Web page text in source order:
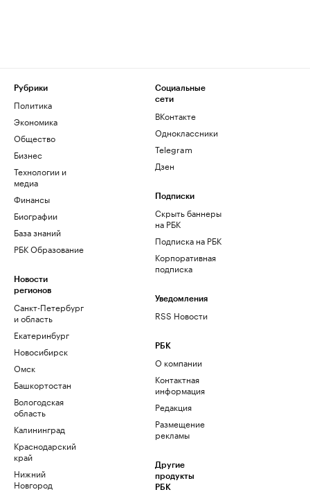
Рубрики
Политика
Экономика
Общество
Бизнес
Технологии и
медиа
Финансы
Биографии
База знаний
РБК Образование
Новости
регионов
Санкт-Петербург
и область
Екатеринбург
Новосибирск
Омск
Башкортостан
Вологодская
область
Калининград
Краснодарский
край
Нижний
Новгород
Социальные
сети
ВКонтакте
Одноклассники
Telegram
Дзен
Подписки
Скрыть баннеры
на РБК
Подписка на РБК
Корпоративная
подписка
Уведомления
RSS Новости
РБК
О компании
Контактная
информация
Редакция
Размещение
рекламы
Другие
продукты
РБК